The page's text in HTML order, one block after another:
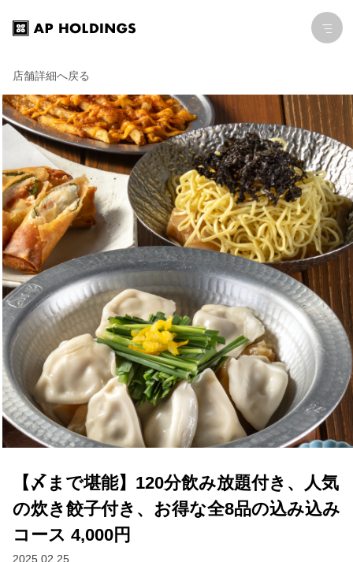
店舗詳細へ戻る
【〆まで堪能】120分飲み放題付き、人気
の炊き餃子付き、お得な全8品の込み込み
コース 4,000円
2025.02.25